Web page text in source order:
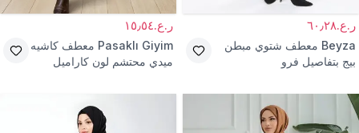
ر.ع.٦٠٫٢٨
Beyza معطف شتوي مبطن
بيج بتفاصيل فرو
ر.ع.١٥٫٥٤
Pasaklı Giyim معطف كاشيه
ميدي محتشم لون كاراميل